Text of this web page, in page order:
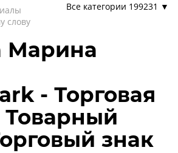
слову
Все категории 199231 ▼
Марина
- Торговая
Товарный
знак